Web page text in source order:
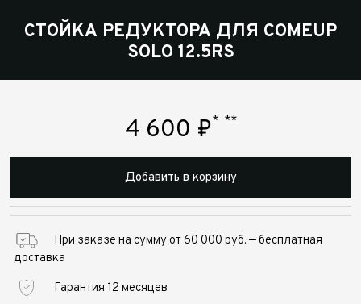
СТОЙКА РЕДУКТОРА ДЛЯ COMEUP
SOLO 12.5RS
4 600 ₽* **
Добавить в корзину
При заказе на сумму от 60 000 руб. — бесплатная
доставка
Гарантия 12 месяцев